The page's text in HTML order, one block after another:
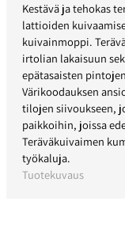
Kestävä ja tehokas
lattioiden
kuivainmoppi.
irtolian lakaisuun
epätasaisten
Värikoodauksen
tilojen siivoukseen,
paikkoihin, joissa
Teräväkuivaimen
työkaluja.
Tuotekuvaus